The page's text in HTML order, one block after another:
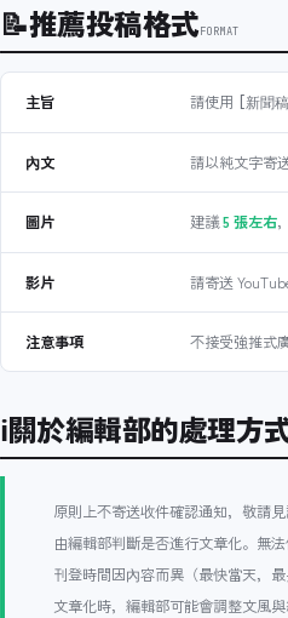
📝推薦投稿格式FORMAT
主旨 請使用 [新聞
內文 請以純文字寄
圖片 建議5 張左右
影片 請寄送
注意事項 不接受強推式
ℹ關於編輯部的處理方
原則上不寄送收件確認通知，敬請見
由編輯部判斷是否進行文章化。無
刊登時間因內容而異（最快當天，最
文章化時，編輯部可能會調整文風與